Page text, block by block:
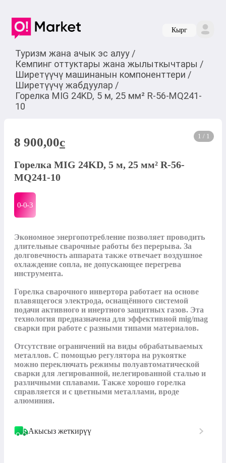
Кырг
Туризм жана ачык эс алуу /
Кемпинг оттуктары жана жылыткычтары /
Ширетүүчү машинанын компоненттери /
Ширетүүчү жабдуулар /
Горелка MIG 24KD, 5 м, 25 мм² R-56-MQ241-
10
1 / 1
8 900,00c
Горелка MIG 24KD, 5 м, 25 мм² R-56-
MQ241-10
0-0-3
Экономное энергопотребление позволяет проводить
длительные сварочные работы без перерыва. За
долговечность аппарата также отвечает воздушное
охлаждение сопла, не допускающее перегрева
инструмента.
Горелка сварочного инвертора работает на основе
плавящегося электрода, оснащённого системой
подачи активного и инертного защитных газов. Эта
технология предназначена для эффективной mig/mag
сварки при работе с разными типами материалов.
Отсутствие ограничений на виды обрабатываемых
металлов. С помощью регулятора на рукоятке
можно переключать режимы полуавтоматической
сварки для легированной, нелегированной сталью и
различными сплавами. Также хорошо горелка
справляется и с цветными металлами, вроде
алюминия.
Акысыз жеткирүү